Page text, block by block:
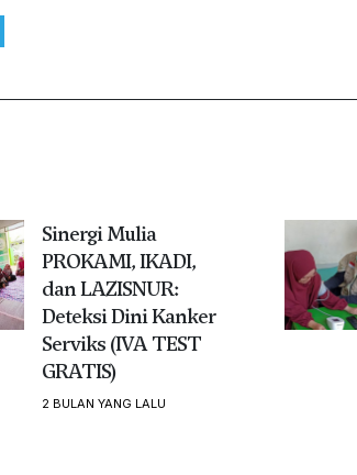
Sinergi Mulia
PROKAMI, IKADI,
dan LAZISNUR:
Deteksi Dini Kanker
Serviks (IVA TEST
GRATIS)
2 BULAN YANG LALU